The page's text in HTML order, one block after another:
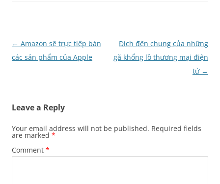
Post
navigation
← Amazon sẽ trực tiếp bán
các sản phẩm của Apple
Đích đến chung của những
gã khổng lồ thương mại điện
tử →
Leave a Reply
Your email address will not be published. Required fields
are marked *
Comment *